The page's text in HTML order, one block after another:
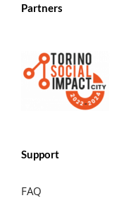
Partners
Support
FAQ